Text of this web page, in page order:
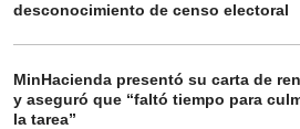
desconocimiento de censo electoral
MinHacienda presentó su carta de
y aseguró que “faltó tiempo para
la tarea”